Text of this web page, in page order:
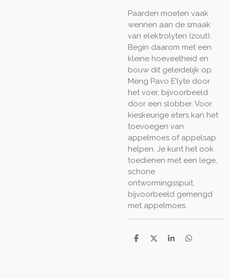
Paarden moeten vaak
wennen aan de smaak
van elektrolyten (zout).
Begin daarom met een
kleine hoeveelheid en
bouw dit geleidelijk op.
Meng Pavo E’lyte door
het voer, bijvoorbeeld
door een slobber. Voor
kieskeurige eters kan het
toevoegen van
appelmoes of appelsap
helpen. Je kunt het ook
toedienen met een lege,
schone
ontwormingsspuit,
bijvoorbeeld gemengd
met appelmoes.
D
D
S
D